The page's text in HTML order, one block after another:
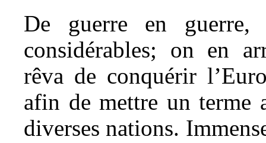
De guerre en guerre,
considérables; on en
rêva de conquérir
afin de mettre un terme
diverses nations.